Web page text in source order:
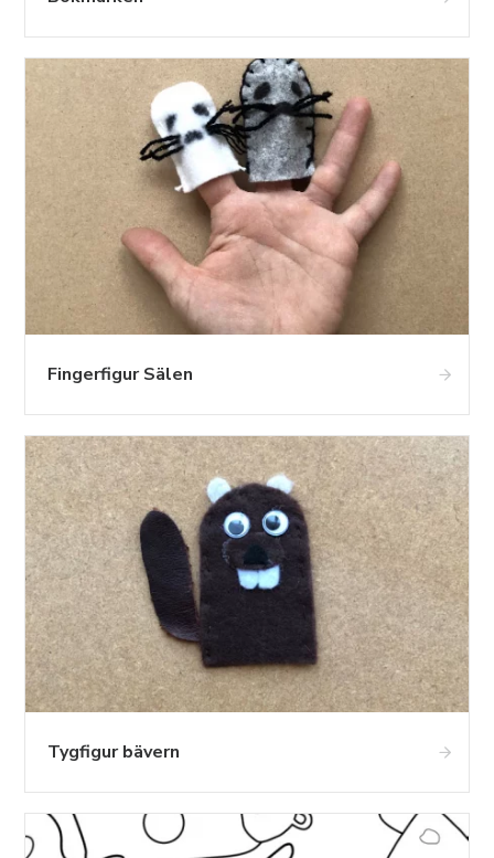
Fingerfigur Sälen
Tygfigur bävern